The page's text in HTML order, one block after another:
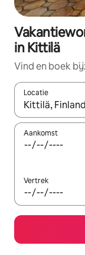
in Kittilä
Vind en boek
Locatie
Wanneer er
Aankomst
Vertrek